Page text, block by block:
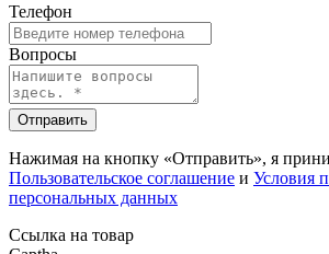
Телефон
Вопросы
Отправить
Нажимая на кнопку «Отправить», я
Пользовательское соглашение и Условия
персональных данных
Ссылка на товар